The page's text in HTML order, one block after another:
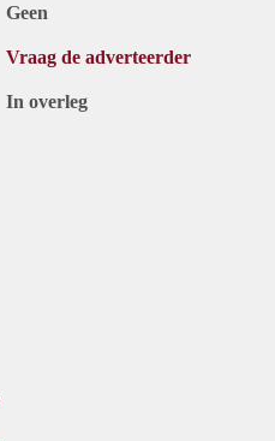
Geen
Vraag de adverteerder
In overleg